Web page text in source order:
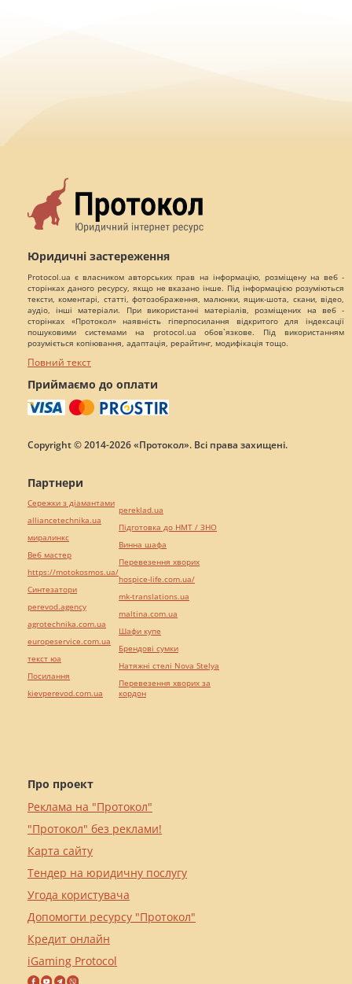
Юридичні застереження
Protocol.ua є власником авторських прав на інформацію, розміщену на веб -
сторінках даного ресурсу, якщо не вказано інше. Під інформацією розуміються
тексти, коментарі, статті, фотозображення, малюнки, ящик-шота, скани, відео,
аудіо, інші матеріали. При використанні матеріалів, розміщених на веб -
сторінках «Протокол» наявність гіперпосилання відкритого для індексації
пошуковими системами на protocol.ua обов`язкове. Під використанням
розуміється копіювання, адаптація, рерайтинг, модифікація тощо.
Повний текст
Приймаємо до оплати
Copyright © 2014-2026 «Протокол». Всі права захищені.
Про проект
Реклама на "Протокол"
"Протокол" без реклами!
Карта сайту
Тендер на юридичну послугу
Угода користувача
Допомогти ресурсу "Протокол"
Кредит онлайн
iGaming Protocol
Партнери
Сережки з діамантами
alliancetechnika.ua
миралинкс
Веб мастер
https://motokosmos.ua/
Синтезатори
perevod.agency
agrotechnika.com.ua
europeservice.com.ua
текст юа
Посилання
kievperevod.com.ua
pereklad.ua
Підготовка до НМТ / ЗНО
Винна шафа
Перевезення хворих
hospice-life.com.ua/
mk-translations.ua
maltina.com.ua
Шафи купе
Брендові сумки
Натяжні стелі Nova Stelya
Перевезення хворих за
кордон